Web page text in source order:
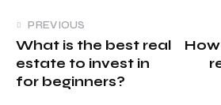
PREVIOUS
What is the best real
estate to invest in
for beginners?